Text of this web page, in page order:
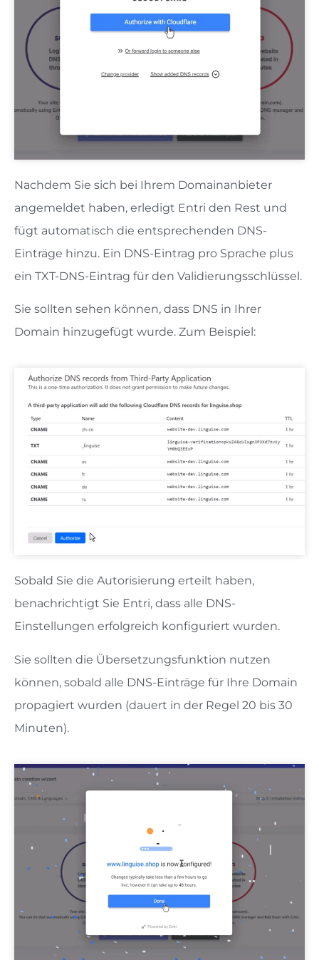
Nachdem Sie sich bei Ihrem Domainanbieter
angemeldet haben, erledigt Entri den Rest und
fügt automatisch die entsprechenden DNS-
Einträge hinzu. Ein DNS-Eintrag pro Sprache plus
ein TXT-DNS-Eintrag für den Validierungsschlüssel.
Sie sollten sehen können, dass DNS in Ihrer
Domain hinzugefügt wurde. Zum Beispiel:
Sobald Sie die Autorisierung erteilt haben,
benachrichtigt Sie Entri, dass alle DNS-
Einstellungen erfolgreich konfiguriert wurden.
Sie sollten die Übersetzungsfunktion nutzen
können, sobald alle DNS-Einträge für Ihre Domain
propagiert wurden (dauert in der Regel 20 bis 30
Minuten).